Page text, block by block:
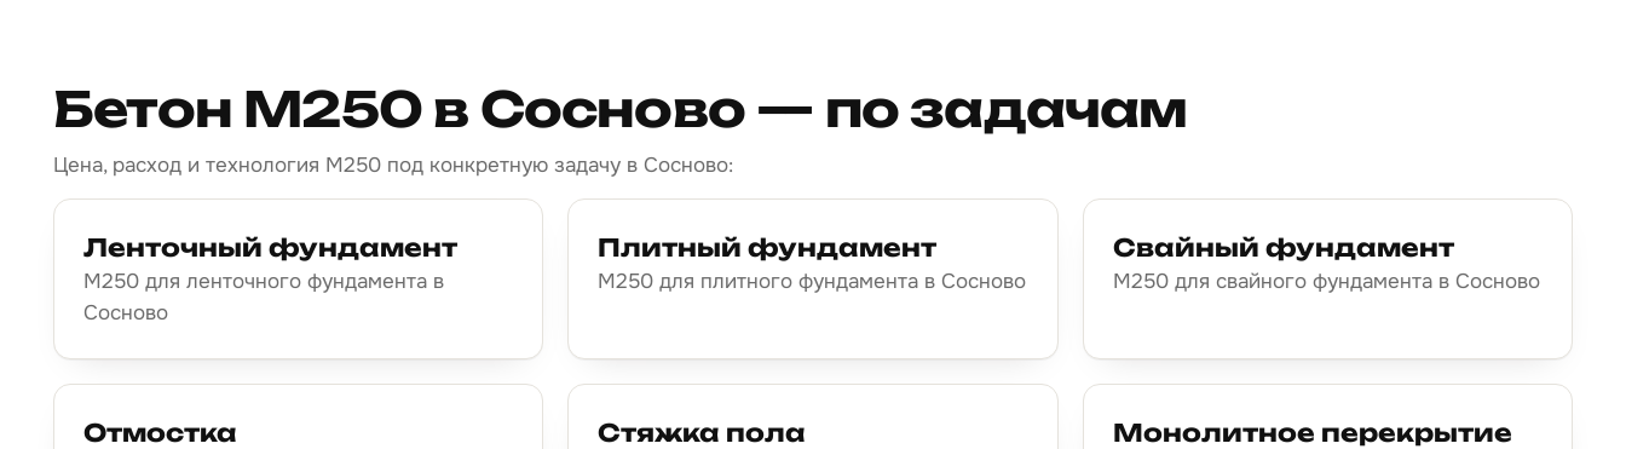
Бетон М250 в Сосново — по задачам
Цена, расход и технология М250 под конкретную задачу в Сосново:
Ленточный фундамент
М250 для ленточного фундамента в
Сосново
Плитный фундамент
М250 для плитного фундамента в Сосново
Свайный фундамент
М250 для свайного фундамента в Сосново
Отмостка Стяжка пола Монолитное перекрытие